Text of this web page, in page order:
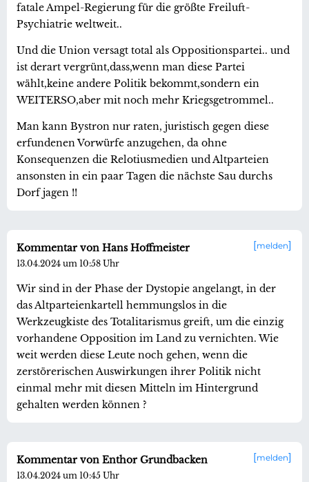
fatale Ampel-Regierung für die größte Freiluft-
Psychiatrie weltweit..
Und die Union versagt total als Oppositionspartei.. und
ist derart vergrünt,dass,wenn man diese Partei
wählt,keine andere Politik bekommt,sondern ein
WEITERSO,aber mit noch mehr Kriegsgetrommel..
Man kann Bystron nur raten, juristisch gegen diese
erfundenen Vorwürfe anzugehen, da ohne
Konsequenzen die Relotiusmedien und Altparteien
ansonsten in ein paar Tagen die nächste Sau durchs
Dorf jagen !!
melden
Kommentar von Hans Hoffmeister
13.04.2024 um 10:58 Uhr
Wir sind in der Phase der Dystopie angelangt, in der
das Altparteienkartell hemmungslos in die
Werkzeugkiste des Totalitarismus greift, um die einzig
vorhandene Opposition im Land zu vernichten. Wie
weit werden diese Leute noch gehen, wenn die
zerstörerischen Auswirkungen ihrer Politik nicht
einmal mehr mit diesen Mitteln im Hintergrund
gehalten werden können ?
melden
Kommentar von Enthor Grundbacken
13.04.2024 um 10:45 Uhr